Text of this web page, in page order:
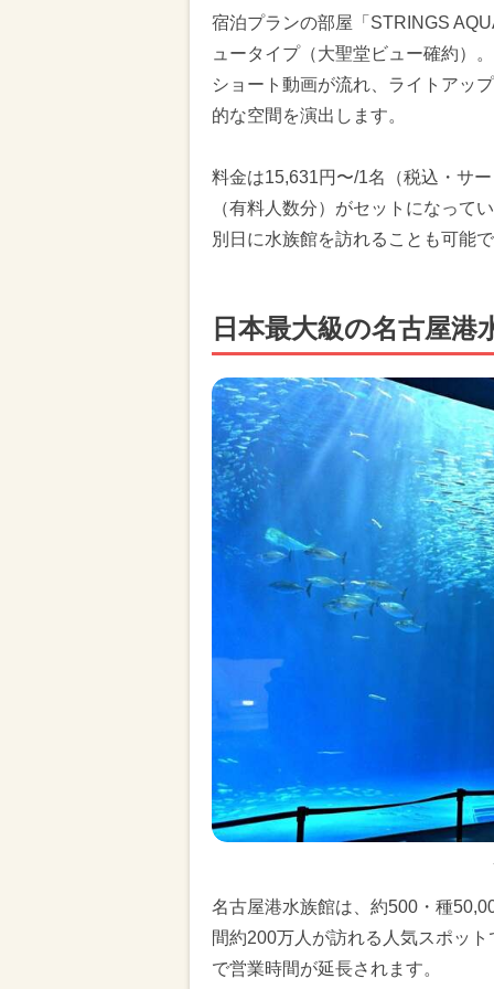
宿泊プランの部屋「STRINGS
ュータイプ（大聖堂ビュー確約）
ショート動画が流れ、ライトアッ
的な空間を演出します。
料金は15,631円〜/1名（税込・サ
（有料人数分）がセットになって
別日に水族館を訪れることも可能
日本最大級の名古屋港
名古屋港水族館は、約500・種
間約200万人が訪れる人気スポッ
で営業時間が延長されます。